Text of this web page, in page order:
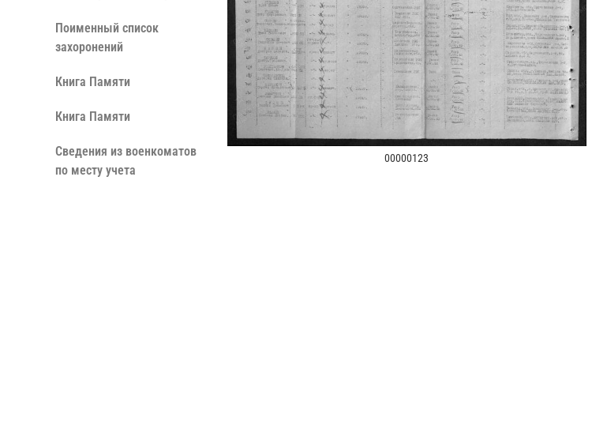
Поименный список
захоронений
Книга Памяти
Книга Памяти
Сведения из военкоматов
по месту учета
00000123